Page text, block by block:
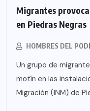
Migrantes
en Piedras Negras
HOMBRES DEL
Un grupo de
motín en las
Migración (INM) de